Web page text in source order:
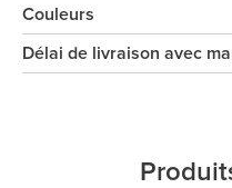
Couleurs
Délai de livraison avec